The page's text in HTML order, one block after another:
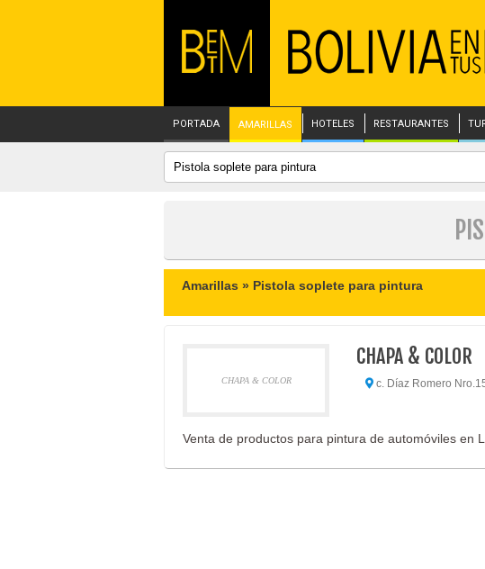
PORTADA AMARILLAS HOTELES RESTAURANTES
Amarillas » Pistola soplete para pintura
CHAPA & COLOR
CHAPA & COLOR
c. Díaz Romero
Venta de productos para pintura de automóviles en